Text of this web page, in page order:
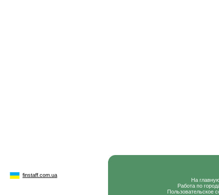
finstaff.com.ua
На
Работа по
Пользовательское